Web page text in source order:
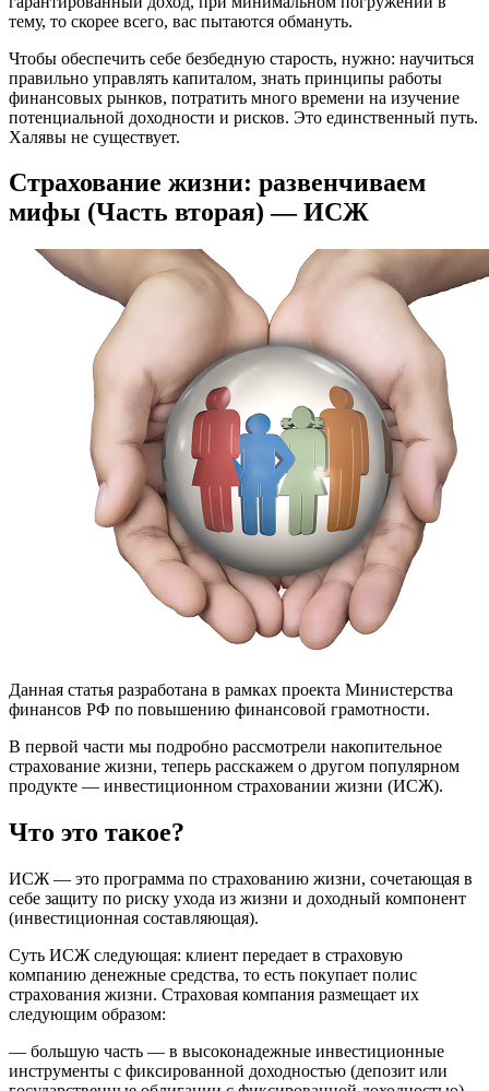
тему, то скорее всего, вас пытаются обмануть.
Чтобы обеспечить себе безбедную старость, нужно: научиться
правильно управлять капиталом, знать принципы работы
финансовых рынков, потратить много времени на изучение
потенциальной доходности и рисков. Это единственный путь.
Халявы не существует.
Страхование жизни: развенчиваем
мифы (Часть вторая) — ИСЖ
Данная статья разработана в рамках проекта Министерства
финансов РФ по повышению финансовой грамотности.
В первой части мы подробно рассмотрели накопительное
страхование жизни, теперь расскажем о другом популярном
продукте — инвестиционном страховании жизни (ИСЖ).
Что это такое?
ИСЖ — это программа по страхованию жизни, сочетающая в
себе защиту по риску ухода из жизни и доходный компонент
(инвестиционная составляющая).
Суть ИСЖ следующая: клиент передает в страховую
компанию денежные средства, то есть покупает полис
страхования жизни. Страховая компания размещает их
следующим образом:
— большую часть — в высоконадежные инвестиционные
инструменты с фиксированной доходностью (депозит или